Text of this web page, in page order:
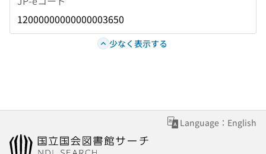
12000000000000003650
少なく表示する
Language：English